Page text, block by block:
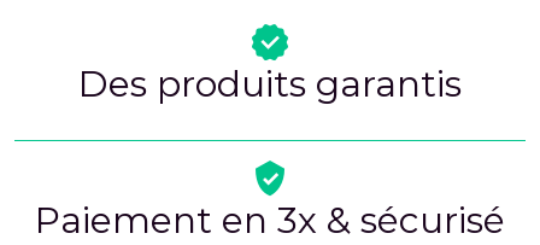
Des produits garantis
Paiement en 3x & sécurisé